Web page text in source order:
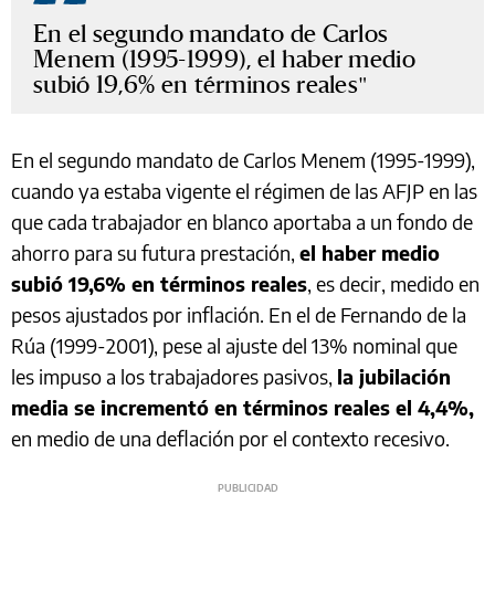
En el segundo mandato de Carlos
Menem (1995-1999), el haber medio
subió 19,6% en términos reales
En el segundo mandato de Carlos Menem (1995-1999),
cuando ya estaba vigente el régimen de las AFJP en las
que cada trabajador en blanco aportaba a un fondo de
ahorro para su futura prestación, el haber medio
subió 19,6% en términos reales, es decir, medido en
pesos ajustados por inflación. En el de Fernando de la
Rúa (1999-2001), pese al ajuste del 13% nominal que
les impuso a los trabajadores pasivos, la jubilación
media se incrementó en términos reales el 4,4%,
en medio de una deflación por el contexto recesivo.